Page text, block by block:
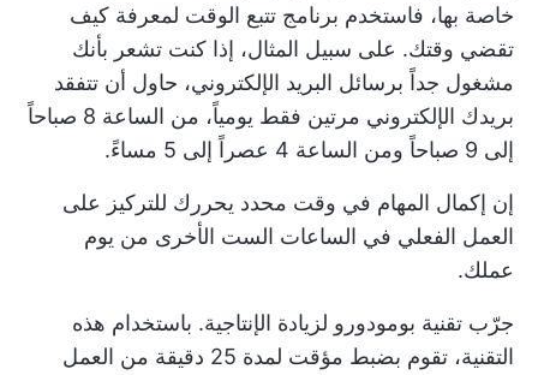
خاصة بها، فاستخدم برنامج تتبع الوقت لمعرفة كيف
تقضي وقتك. على سبيل المثال، إذا كنت تشعر بأنك
مشغول جداً برسائل البريد الإلكتروني، حاول أن تتفقد
بريدك الإلكتروني مرتين فقط يومياً، من الساعة 8 صباحاً
إلى 9 صباحاً ومن الساعة 4 عصراً إلى 5 مساءً.
إن إكمال المهام في وقت محدد يحررك للتركيز على
العمل الفعلي في الساعات الست الأخرى من يوم
عملك.
جرّب تقنية بومودورو لزيادة الإنتاجية. باستخدام هذه
التقنية، تقوم بضبط مؤقت لمدة 25 دقيقة من العمل